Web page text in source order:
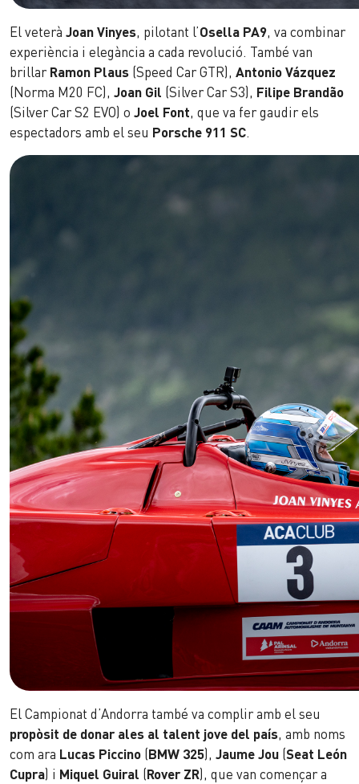
El veterà Joan Vinyes, pilotant l’Osella PA9, va combinar
experiència i elegància a cada revolució. També van
brillar Ramon Plaus (Speed Car GTR), Antonio Vázquez
(Norma M20 FC), Joan Gil (Silver Car S3), Filipe Brandão
(Silver Car S2 EVO) o Joel Font, que va fer gaudir els
espectadors amb el seu Porsche 911 SC.
El Campionat d’Andorra també va complir amb el seu
propòsit de donar ales al talent jove del país, amb noms
com ara Lucas Piccino (BMW 325), Jaume Jou (Seat León
Cupra) i Miquel Guiral (Rover ZR), que van començar a